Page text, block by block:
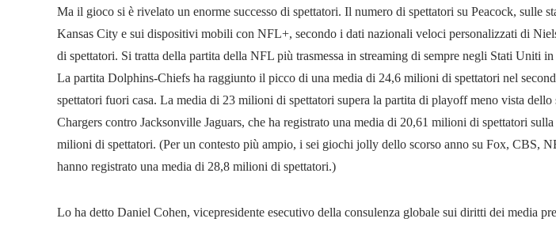
Ma il gioco si è rivelato un enorme successo di spettatori. Il numero di spettatori su Peacock, sulle
Kansas City e sui dispositivi mobili con NFL+, secondo i dati nazionali veloci personalizzati di
di spettatori. Si tratta della partita della NFL più trasmessa in streaming di sempre negli Stati Uniti
La partita Dolphins-Chiefs ha raggiunto il picco di una media di 24,6 milioni di spettatori nel
spettatori fuori casa. La media di 23 milioni di spettatori supera la partita di playoff meno vista dello
Chargers contro Jacksonville Jaguars, che ha registrato una media di 20,61 milioni di spettatori
milioni di spettatori. (Per un contesto più ampio, i sei giochi jolly dello scorso anno su Fox, CBS,
hanno registrato una media di 28,8 milioni di spettatori.)
Lo ha detto Daniel Cohen, vicepresidente esecutivo della consulenza globale sui diritti dei media